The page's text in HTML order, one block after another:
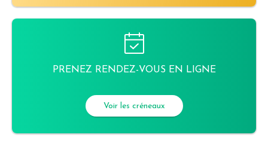
PRENEZ RENDEZ-VOUS EN LIGNE
Voir les créneaux